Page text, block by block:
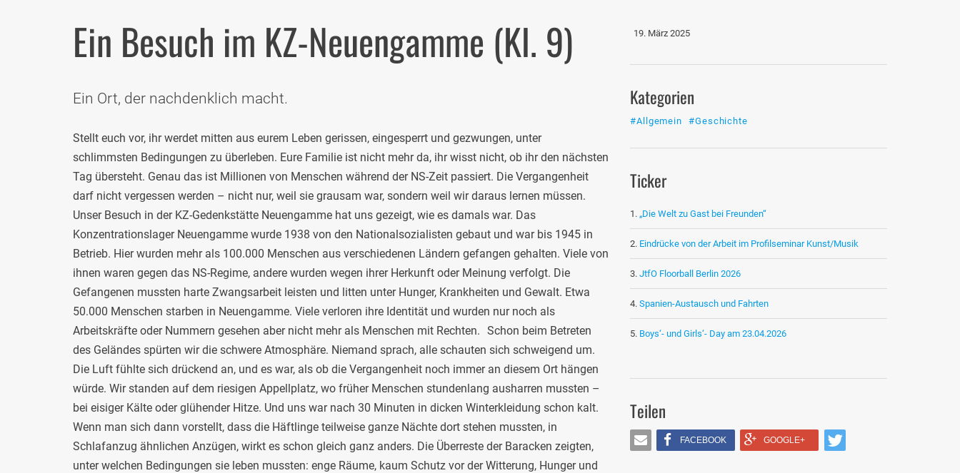
Ein Besuch im KZ-Neuengamme (Kl. 9)
Ein Ort, der nachdenklich macht.
Stellt euch vor, ihr werdet mitten aus eurem Leben gerissen, eingesperrt und gezwungen, unter
schlimmsten Bedingungen zu überleben. Eure Familie ist nicht mehr da, ihr wisst nicht, ob ihr den nächsten
Tag übersteht. Genau das ist Millionen von Menschen während der NS-Zeit passiert. Die Vergangenheit
darf nicht vergessen werden – nicht nur, weil sie grausam war, sondern weil wir daraus lernen müssen.
Unser Besuch in der KZ-Gedenkstätte Neuengamme hat uns gezeigt, wie es damals war. Das
Konzentrationslager Neuengamme wurde 1938 von den Nationalsozialisten gebaut und war bis 1945 in
Betrieb. Hier wurden mehr als 100.000 Menschen aus verschiedenen Ländern gefangen gehalten. Viele von
ihnen waren gegen das NS-Regime, andere wurden wegen ihrer Herkunft oder Meinung verfolgt. Die
Gefangenen mussten harte Zwangsarbeit leisten und litten unter Hunger, Krankheiten und Gewalt. Etwa
50.000 Menschen starben in Neuengamme. Viele verloren ihre Identität und wurden nur noch als
Arbeitskräfte oder Nummern gesehen aber nicht mehr als Menschen mit Rechten. Schon beim Betreten
des Geländes spürten wir die schwere Atmosphäre. Niemand sprach, alle schauten sich schweigend um.
Die Luft fühlte sich drückend an, und es war, als ob die Vergangenheit noch immer an diesem Ort hängen
würde. Wir standen auf dem riesigen Appellplatz, wo früher Menschen stundenlang ausharren mussten –
bei eisiger Kälte oder glühender Hitze. Und uns war nach 30 Minuten in dicken Winterkleidung schon kalt.
Wenn man sich dann vorstellt, dass die Häftlinge teilweise ganze Nächte dort stehen mussten, in
Schlafanzug ähnlichen Anzügen, wirkt es schon gleich ganz anders. Die Überreste der Baracken zeigten,
unter welchen Bedingungen sie leben mussten: enge Räume, kaum Schutz vor der Witterung, Hunger und
19. März 2025
Kategorien
#Allgemein #Geschichte
Ticker
„Die Welt zu Gast bei Freunden“
Eindrücke von der Arbeit im Profilseminar Kunst/Musik
JtfO Floorball Berlin 2026
Spanien-Austausch und Fahrten
Boys‘- und Girls‘- Day am 23.04.2026
Teilen
FACEBOOK GOOGLE+